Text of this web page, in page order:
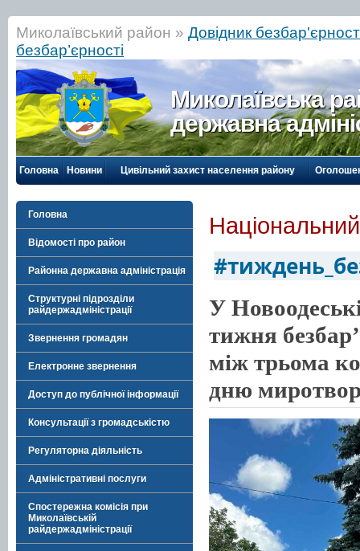
Миколаївський район » Довідник
безбар’єрності
Миколаївська
державна
Головна Новини Цивільний захист населення району
Головна
Відомості про район
Районна державна адміністрація
Структурні підрозділи
райдержадміністрації
Звернення громадян
Електронне звернення
Доступ до публічної інформації
Консультації з громадськістю
Регуляторна діяльність
Адміністративні послуги
Спостережна комісія при
Миколаївській
райдержадміністрації
У
тижня
між трьома
дню